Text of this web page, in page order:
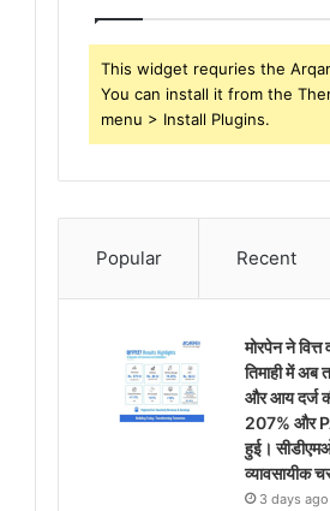
This widget requries the
You can install it from the
menu > Install Plugins.
Popular Recent
मोरपेन ने
तिमाही में
और आय दर्ज
207% और
हुई।
व्यावसायीक
3 days ago